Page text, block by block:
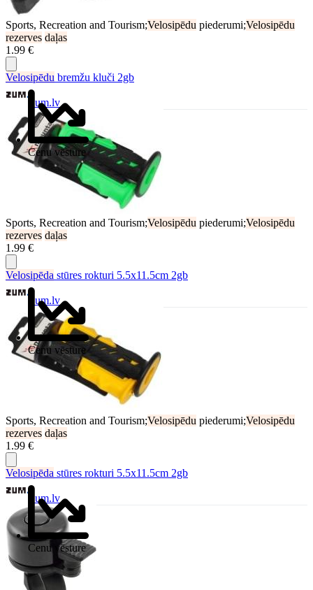
Sports, Recreation and Tourism;Velosipēdu piederumi;Velosipēdu
rezerves daļas
1.99 €
Cenu vēsture
Velosipēdu bremžu kluči 2gb
Zum.lv
Sports, Recreation and Tourism;Velosipēdu piederumi;Velosipēdu
rezerves daļas
1.99 €
Cenu vēsture
Velosipēda stūres rokturi 5.5x11.5cm 2gb
Zum.lv
Sports, Recreation and Tourism;Velosipēdu piederumi;Velosipēdu
rezerves daļas
1.99 €
Cenu vēsture
Velosipēda stūres rokturi 5.5x11.5cm 2gb
Zum.lv